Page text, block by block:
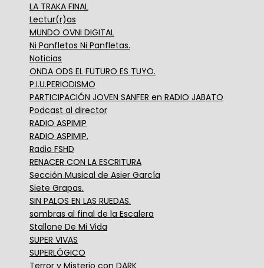
LA TRAKA FINAL
Lectur(r)as
MUNDO OVNI DIGITAL
Ni Panfletos Ni Panfletas.
Noticias
ONDA ODS EL FUTURO ES TUYO.
P.I.U.PERIODISMO
PARTICIPACIÓN JOVEN SANFER en RADIO JABATO
Podcast al director
RADIO ASPIMIP
RADIO ASPIMIP.
Radio FSHD
RENACER CON LA ESCRITURA
Sección Musical de Asier García
Siete Grapas.
SIN PALOS EN LAS RUEDAS.
sombras al final de la Escalera
Stallone De Mi Vida
SUPER VIVAS
SUPERLÓGICO